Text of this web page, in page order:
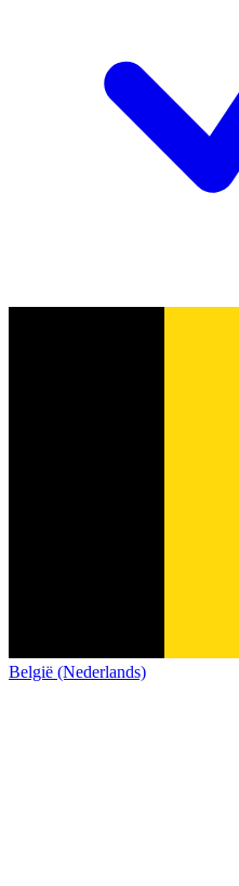
België (Nederlands)